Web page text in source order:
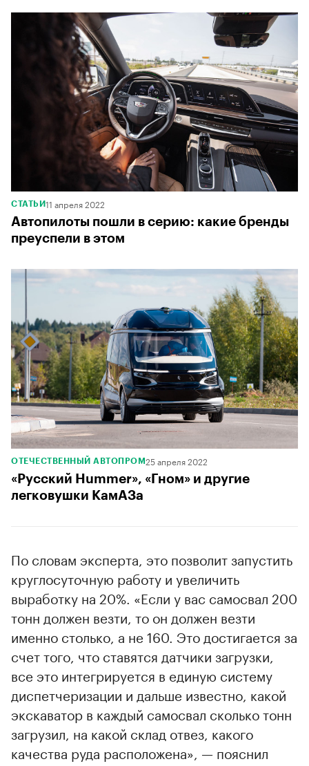
СТАТЬИ11 апреля 2022
Автопилоты пошли в серию: какие бренды
преуспели в этом
ОТЕЧЕСТВЕННЫЙ АВТОПРОМ25 апреля 2022
«Русский Hummer», «Гном» и другие
легковушки КамАЗа
По словам эксперта, это позволит запустить
круглосуточную работу и увеличить
выработку на 20%. «Если у вас самосвал 200
тонн должен везти, то он должен везти
именно столько, а не 160. Это достигается за
счет того, что ставятся датчики загрузки,
все это интегрируется в единую систему
диспетчеризации и дальше известно, какой
экскаватор в каждый самосвал сколько тонн
загрузил, на какой склад отвез, какого
качества руда расположена», — пояснил